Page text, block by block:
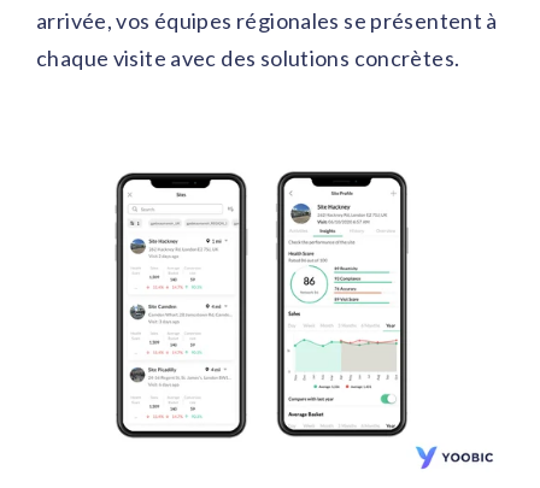
arrivée, vos équipes régionales se présentent à
chaque visite avec des solutions concrètes.